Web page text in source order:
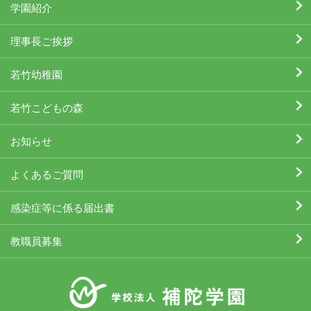
学園紹介
理事長ご挨拶
若竹幼稚園
若竹こどもの森
お知らせ
よくあるご質問
感染症等に係る届出書
教職員募集